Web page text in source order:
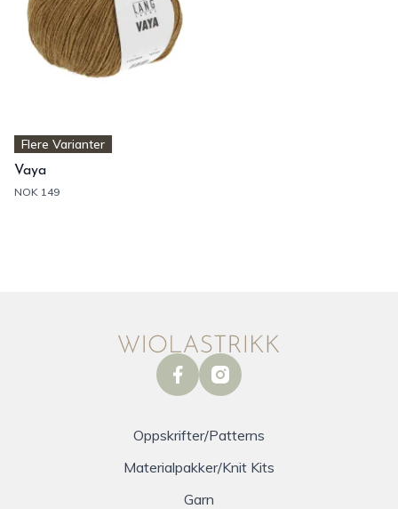
Flere Varianter
Vaya
NOK 149
facebookinstagram
Oppskrifter/Patterns
Materialpakker/Knit Kits
Garn